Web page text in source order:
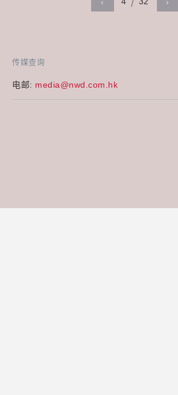
传媒查询
电邮: media@nwd.com.hk